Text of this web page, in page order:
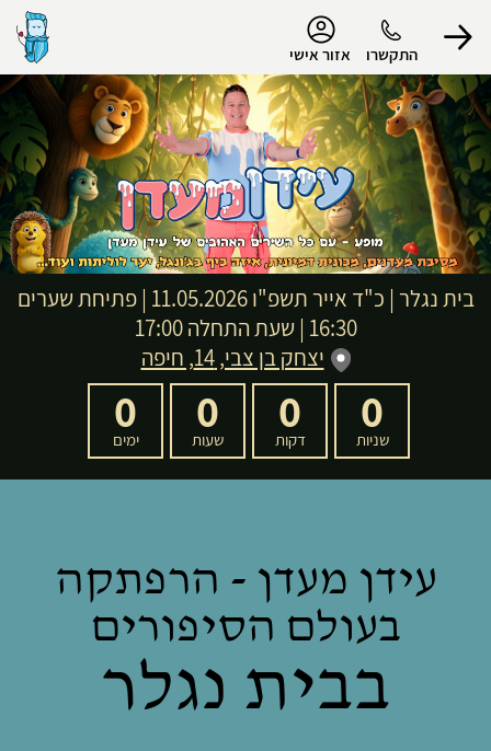
התקשרו אזור אישי
הפרופיל שלי
התנתק
בית נגלר | כ"ד אייר תשפ"ו
11.05.2026 | פתיחת שערים
16:30 | שעת התחלה 17:00
יצחק בן צבי, 14, חיפה
0
שניות
0
דקות
0
שעות
0
ימים
עידן מעדן - הרפתקה
בעולם הסיפורים
בבית נגלר